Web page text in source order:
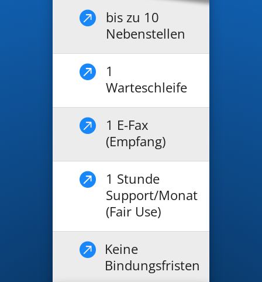

bis zu 10
Nebenstellen

1
Warteschleife

1 E-Fax
(Empfang)

1 Stunde
Support/Monat
(Fair Use)
 Keine
Bindungsfristen